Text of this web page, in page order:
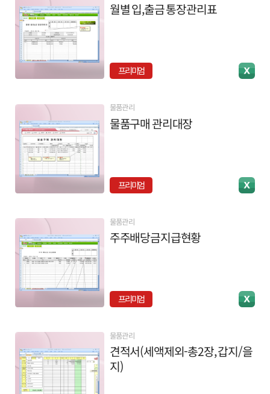
월별 입,출금 통장관리표
프리미엄
물품관리
물품구매 관리대장
프리미엄
물품관리
주주배당금지급현황
프리미엄
물품관리
견적서(세액제외-총2장, 갑지/을
지)